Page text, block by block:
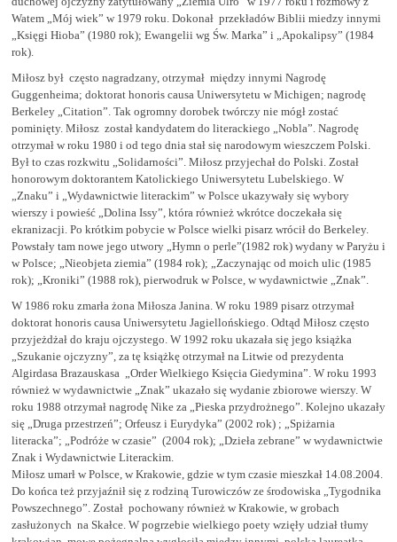
Watem „Mój wiek” w 1979 roku. Dokonał przekładów Biblii miedzy innymi
„Księgi Hioba” (1980 rok); Ewangelii wg Św. Marka” i „Apokalipsy” (1984
rok).
Miłosz był często nagradzany, otrzymał między innymi Nagrodę
Guggenheima; doktorat honoris causa Uniwersytetu w Michigen; nagrodę
Berkeley „Citation”. Tak ogromny dorobek twórczy nie mógł zostać
pominięty. Miłosz został kandydatem do literackiego „Nobla”. Nagrodę
otrzymał w roku 1980 i od tego dnia stał się narodowym wieszczem Polski.
Był to czas rozkwitu „Solidarności”. Miłosz przyjechał do Polski. Został
honorowym doktorantem Katolickiego Uniwersytetu Lubelskiego. W
„Znaku” i „Wydawnictwie literackim” w Polsce ukazywały się wybory
wierszy i powieść „Dolina Issy”, która również wkrótce doczekała się
ekranizacji. Po krótkim pobycie w Polsce wielki pisarz wrócił do Berkeley.
Powstały tam nowe jego utwory „Hymn o perle”(1982 rok) wydany w Paryżu i
w Polsce; „Nieobjeta ziemia” (1984 rok); „Zaczynając od moich ulic (1985
rok); „Kroniki” (1988 rok), pierwodruk w Polsce, w wydawnictwie „Znak”.
W 1986 roku zmarła żona Miłosza Janina. W roku 1989 pisarz otrzymał
doktorat honoris causa Uniwersytetu Jagiellońskiego. Odtąd Miłosz często
przyjeżdżał do kraju ojczystego. W 1992 roku ukazała się jego książka
„Szukanie ojczyzny”, za tę książkę otrzymał na Litwie od prezydenta
Algirdasa Brazauskasa „Order Wielkiego Księcia Giedymina”. W roku 1993
również w wydawnictwie „Znak” ukazało się wydanie zbiorowe wierszy. W
roku 1988 otrzymał nagrodę Nike za „Pieska przydrożnego”. Kolejno ukazały
się „Druga przestrzeń”; Orfeusz i Eurydyka” (2002 rok) ; „Spiżarnia
literacka”; „Podróże w czasie” (2004 rok); „Dzieła zebrane” w wydawnictwie
Znak i Wydawnictwie Literackim.
Miłosz umarł w Polsce, w Krakowie, gdzie w tym czasie mieszkał 14.08.2004.
Do końca też przyjaźnił się z rodziną Turowiczów ze środowiska „Tygodnika
Powszechnego”. Został pochowany również w Krakowie, w grobach
zasłużonych na Skałce. W pogrzebie wielkiego poety wzięły udział tłumy